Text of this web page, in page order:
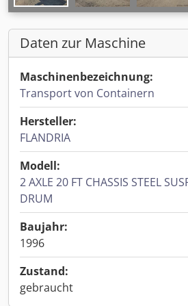
Daten zur Maschine
Maschinenbezeichnung:
Transport von Containern
Hersteller:
FLANDRIA
Modell:
2 AXLE 20 FT CHASSIS STEEL
DRUM
Baujahr:
1996
Zustand:
gebraucht